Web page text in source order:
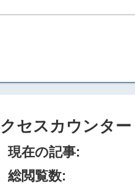
セスカウンター
現在の記事:
総閲覧数: